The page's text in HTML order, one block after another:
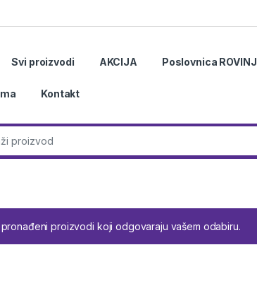
Svi proizvodi AKCIJA Poslovnica ROVINJ
Kontakt
pronađeni proizvodi koji odgovaraju vašem odabiru.